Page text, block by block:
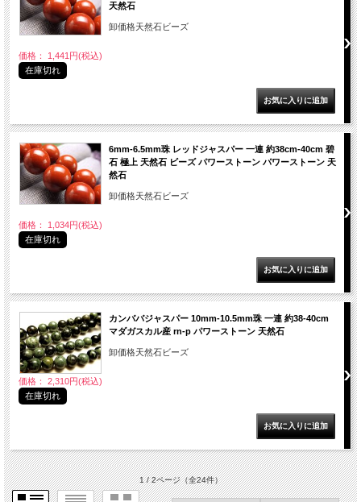
天然石
卸価格天然石ビーズ
価格： 1,441円(税込)
在庫切れ
6mm-6.5mm珠 レッドジャスパー 一連 約38cm-40cm 碧
石 極上 天然石 ビーズ パワーストーン パワーストーン 天
然石
卸価格天然石ビーズ
価格： 1,034円(税込)
在庫切れ
カンババジャスパー 10mm-10.5mm珠 一連 約38-40cm
マダガスカル産 rn-p パワーストーン 天然石
卸価格天然石ビーズ
価格： 2,310円(税込)
在庫切れ
1 / 2ページ（全24件）